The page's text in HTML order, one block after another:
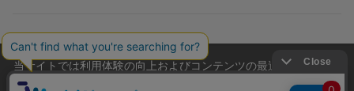
会社概要
当サイトでは利用体験の向上およびコンテンツの最適な提供、ト
ラフィックの分析を目的としてCookieを使用しています。